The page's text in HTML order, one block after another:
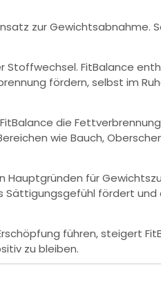
zur Gewichtsabnahme.
Stoffwechsel. FitBalance
fördern, selbst im
die
wie Bauch,
für
fördert
führen, steigert
zu bleiben.